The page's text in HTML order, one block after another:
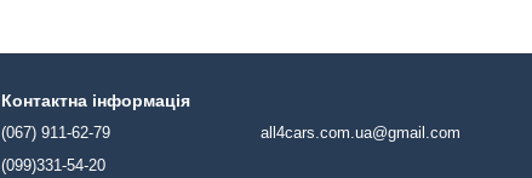
Контактна інформація
(067) 911-62-79
(099)331-54-20
all4cars.com.ua@gmail.com